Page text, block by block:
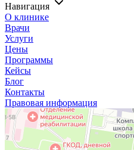
Навигация
О клинике
Врачи
Услуги
Цены
Программы
Кейсы
Блог
Контакты
Правовая информация